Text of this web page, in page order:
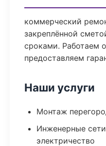
коммерческий
закреплённой
сроками. Работаем
предоставляем
Наши услуги
Монтаж
Инженерные
электричество